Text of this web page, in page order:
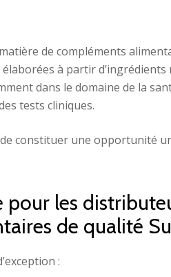
de compléments
à partir d’ingrédients
dans le domaine de la
tests cliniques.
constituer une opportunité
les
de qualité
: